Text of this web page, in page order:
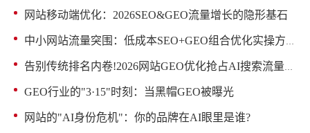
网站移动端优化：2026SEO&GEO流量增长的隐形基石
中小网站流量突围：低成本SEO+GEO组合优化实操方案
告别传统排名内卷!2026网站GEO优化抢占AI搜索流量红利
GEO行业的"3·15"时刻：当黑帽GEO被曝光
网站的"AI身份危机"：你的品牌在AI眼里是谁?